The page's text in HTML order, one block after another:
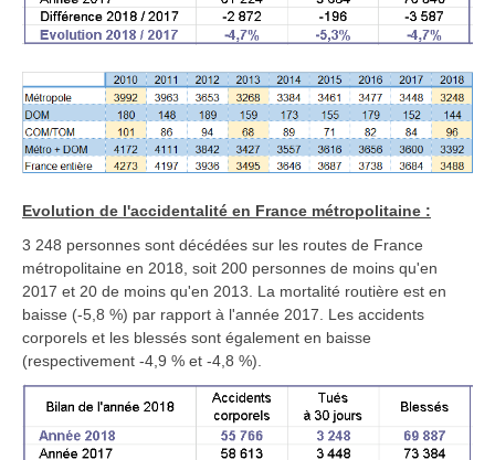
Evolution de l'accidentalité en France métropolitaine :
3 248 personnes sont décédées sur les routes de France
métropolitaine en 2018, soit 200 personnes de moins qu'en
2017 et 20 de moins qu'en 2013. La mortalité routière est en
baisse (-5,8 %) par rapport à l'année 2017. Les accidents
corporels et les blessés sont également en baisse
(respectivement -4,9 % et -4,8 %).